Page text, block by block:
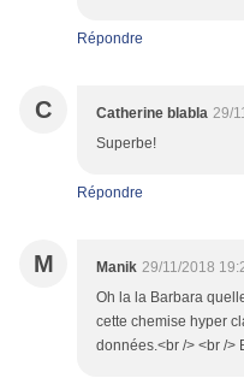
Répondre
C Catherine blabla 29/
Superbe!
Répondre
M Manik 29/11/2018
Oh la la Barbara
cette chemise hyper
données.<br /> <br />